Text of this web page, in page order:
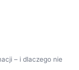
– i dlaczego nie